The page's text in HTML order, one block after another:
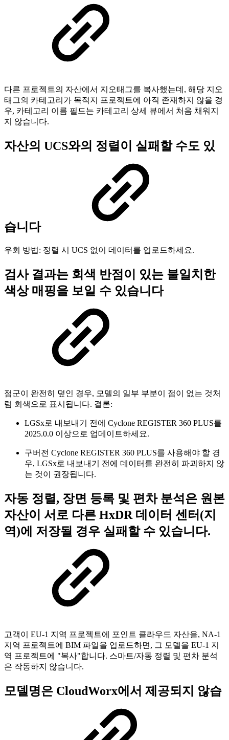
다른 프로젝트의 자산에서 지오태그를 복사했는데, 해당 지오
태그의 카테고리가 목적지 프로젝트에 아직 존재하지 않을 경
우, 카테고리 이름 필드는 카테고리 상세 뷰에서 처음 채워지
지 않습니다.
자산의 UCS와의 정렬이 실패할 수도 있
습니다
우회 방법: 정렬 시 UCS 없이 데이터를 업로드하세요.
검사 결과는 회색 반점이 있는 불일치한
색상 매핑을 보일 수 있습니다
점군이 완전히 덮인 경우, 모델의 일부 부분이 점이 없는 것처
럼 회색으로 표시됩니다. 결론:
LGSx로 내보내기 전에 Cyclone REGISTER 360 PLUS를
2025.0.0 이상으로 업데이트하세요.
구버전 Cyclone REGISTER 360 PLUS를 사용해야 할 경
우, LGSx로 내보내기 전에 데이터를 완전히 파괴하지 않
는 것이 권장됩니다.
자동 정렬, 장면 등록 및 편차 분석은 원본
자산이 서로 다른 HxDR 데이터 센터(지
역)에 저장될 경우 실패할 수 있습니다.
고객이 EU-1 지역 프로젝트에 포인트 클라우드 자산을, NA-1
지역 프로젝트에 BIM 파일을 업로드하면, 그 모델을 EU-1 지
역 프로젝트에 "복사"합니다. 스마트/자동 정렬 및 편차 분석
은 작동하지 않습니다.
모델명은 CloudWorx에서 제공되지 않습